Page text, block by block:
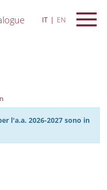
IT EN
l'a.a. 2026-2027 sono in